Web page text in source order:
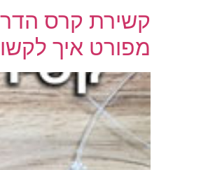
קשירת קרס
מפורט איך